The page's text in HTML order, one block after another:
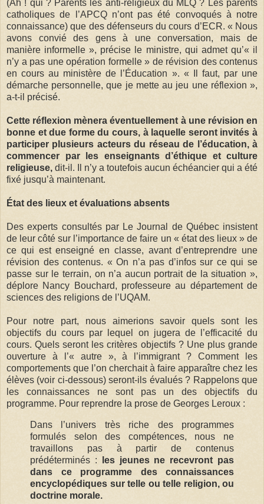
(Ah ! qui ? Parents les anti-religieux du MLQ ? Les parents
catholiques de l’APCQ n’ont pas été convoqués à notre
connaissance) que des défenseurs du cours d’ECR. « Nous
avons convié des gens à une conversation, mais de
manière informelle », précise le ministre, qui admet qu’« il
n’y a pas une opération formelle » de révision des contenus
en cours au ministère de l’Éducation ». « Il faut, par une
démarche personnelle, que je mette au jeu une réflexion »,
a-t-il précisé.
Cette réflexion mènera éventuellement à une révision en
bonne et due forme du cours, à laquelle seront invités à
participer plusieurs acteurs du réseau de l’éducation, à
commencer par les enseignants d’éthique et culture
religieuse, dit-il. Il n’y a toutefois aucun échéancier qui a été
fixé jusqu’à maintenant.
État des lieux et évaluations absents
Des experts consultés par Le Journal de Québec insistent
de leur côté sur l’importance de faire un « état des lieux » de
ce qui est enseigné en classe, avant d’entreprendre une
révision des contenus. « On n’a pas d’infos sur ce qui se
passe sur le terrain, on n’a aucun portrait de la situation »,
déplore Nancy Bouchard, professeure au département de
sciences des religions de l’UQAM.
Pour notre part, nous aimerions savoir quels sont les
objectifs du cours par lequel on jugera de l’efficacité du
cours. Quels seront les critères objectifs ? Une plus grande
ouverture à l’« autre », à l’immigrant ? Comment les
comportements que l’on cherchait à faire apparaître chez les
élèves (voir ci-dessous) seront-ils évalués ? Rappelons que
les connaissances ne sont pas un des objectifs du
programme. Pour reprendre la prose de Georges Leroux :
Dans l’univers très riche des programmes
formulés selon des compétences, nous ne
travaillons pas à partir de contenus
prédéterminés : les jeunes ne recevront pas
dans ce programme des connaissances
encyclopédiques sur telle ou telle religion, ou
doctrine morale.